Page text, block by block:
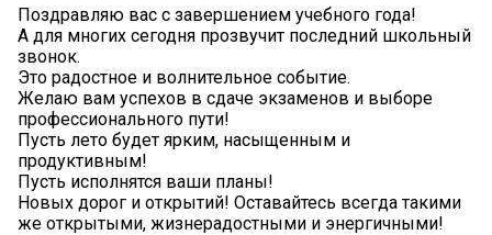
Поздравляю вас с завершением учебного года!
А для многих сегодня прозвучит последний школьный
звонок.
Это радостное и волнительное событие.
Желаю вам успехов в сдаче экзаменов и выборе
профессионального пути!
Пусть лето будет ярким, насыщенным и
продуктивным!
Пусть исполнятся ваши планы!
Новых дорог и открытий! Оставайтесь всегда такими
же открытыми, жизнерадостными и энергичными!